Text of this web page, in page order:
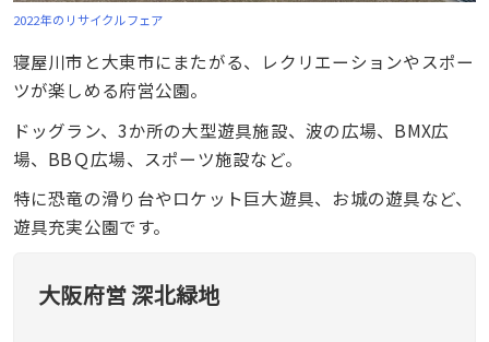
2022年のリサイクルフェア
寝屋川市と大東市にまたがる、レクリエーションやスポー
ツが楽しめる府営公園。
ドッグラン、3か所の大型遊具施設、波の広場、BMX広
場、BBＱ広場、スポーツ施設など。
特に恐竜の滑り台やロケット巨大遊具、お城の遊具など、
遊具充実公園です。
大阪府営 深北緑地